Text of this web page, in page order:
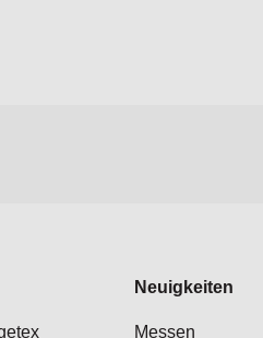
Neuigkeiten
Messen